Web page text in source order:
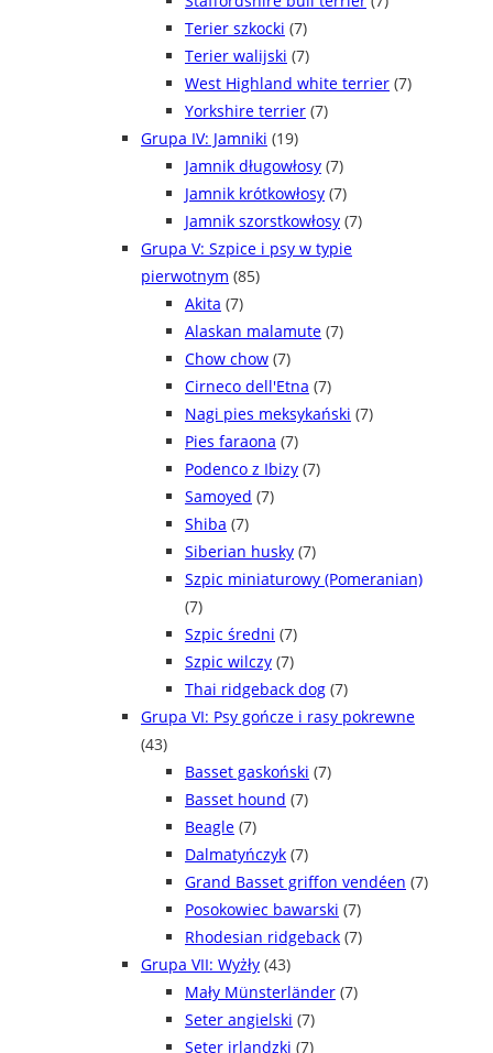
Terier szkocki (7)
Terier walijski (7)
West Highland white terrier (7)
Yorkshire terrier (7)
Grupa IV: Jamniki (19)
Jamnik długowłosy (7)
Jamnik krótkowłosy (7)
Jamnik szorstkowłosy (7)
Grupa V: Szpice i psy w typie
pierwotnym (85)
Akita (7)
Alaskan malamute (7)
Chow chow (7)
Cirneco dell'Etna (7)
Nagi pies meksykański (7)
Pies faraona (7)
Podenco z Ibizy (7)
Samoyed (7)
Shiba (7)
Siberian husky (7)
Szpic miniaturowy (Pomeranian)
(7)
Szpic średni (7)
Szpic wilczy (7)
Thai ridgeback dog (7)
Grupa VI: Psy gończe i rasy pokrewne
(43)
Basset gaskoński (7)
Basset hound (7)
Beagle (7)
Dalmatyńczyk (7)
Grand Basset griffon vendéen (7)
Posokowiec bawarski (7)
Rhodesian ridgeback (7)
Grupa VII: Wyżły (43)
Mały Münsterländer (7)
Seter angielski (7)
Seter irlandzki (7)